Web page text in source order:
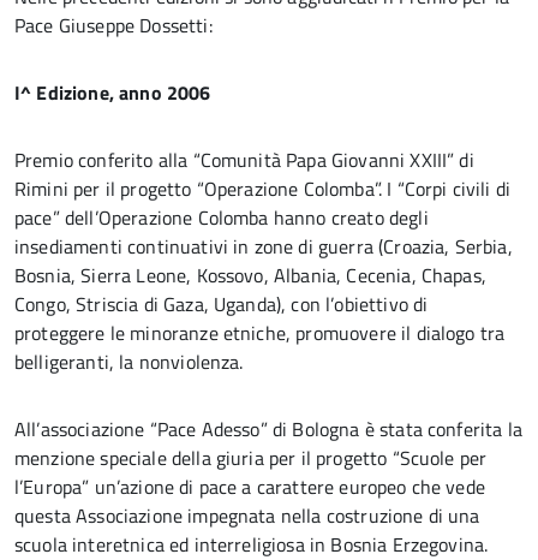
Pace Giuseppe Dossetti:
I^ Edizione, anno 2006
Premio conferito alla “Comunità Papa Giovanni XXIII” di
Rimini per il progetto “Operazione Colomba”. I “Corpi civili di
pace” dell’Operazione Colomba hanno creato degli
insediamenti continuativi in zone di guerra (Croazia, Serbia,
Bosnia, Sierra Leone, Kossovo, Albania, Cecenia, Chapas,
Congo, Striscia di Gaza, Uganda), con l’obiettivo di
proteggere le minoranze etniche, promuovere il dialogo tra
belligeranti, la nonviolenza.
All’associazione “Pace Adesso” di Bologna è stata conferita la
menzione speciale della giuria per il progetto “Scuole per
l’Europa” un’azione di pace a carattere europeo che vede
questa Associazione impegnata nella costruzione di una
scuola interetnica ed interreligiosa in Bosnia Erzegovina.